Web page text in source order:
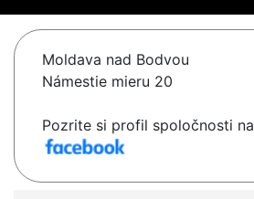
Moldava nad Bodvou
Námestie mieru 20
Pozrite si profil spoločnosti na